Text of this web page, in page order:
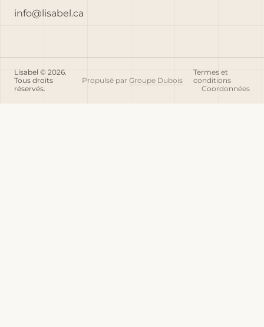
info@lisabel.ca
Lisabel © 2026.
Tous droits
réservés.
Propulsé par Groupe Dubois
Termes et
conditions
Coordonnées